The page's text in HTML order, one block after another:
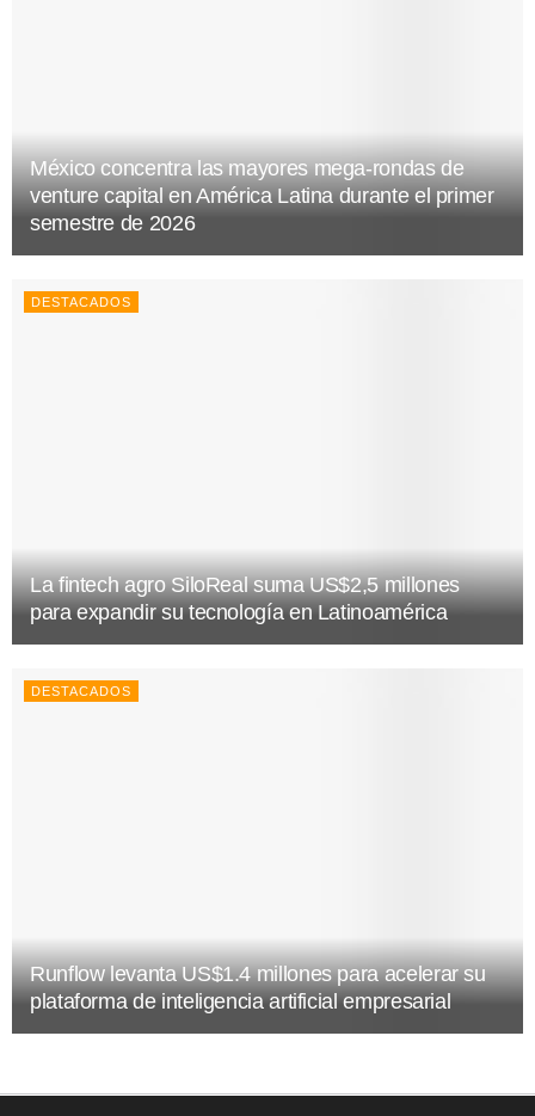
México concentra las mayores mega-rondas de
venture capital en América Latina durante el primer
semestre de 2026
DESTACADOS
La fintech agro SiloReal suma US$2,5 millones
para expandir su tecnología en Latinoamérica
DESTACADOS
Runflow levanta US$1.4 millones para acelerar su
plataforma de inteligencia artificial empresarial